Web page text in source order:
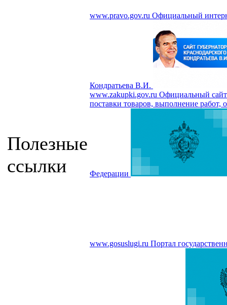
Полезные
ссылки
www.pravo.gov.ru Официальный
Кондратьева В.И.
www.zakupki.gov.ru Официальный сайт
поставки товаров, выполнение работ,
Федерации
www.gosuslugi.ru Портал